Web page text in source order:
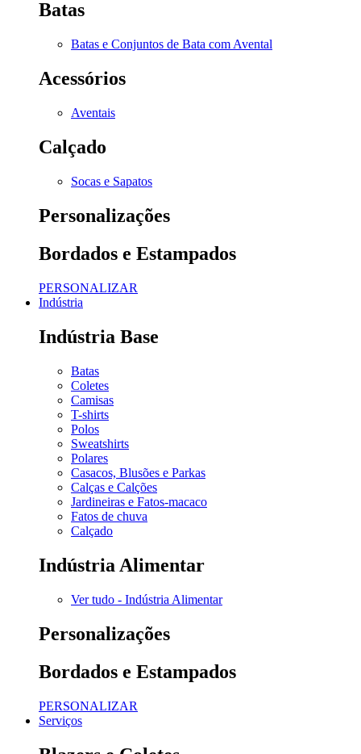
Batas
Batas e Conjuntos de Bata com Avental
Acessórios
Aventais
Calçado
Socas e Sapatos
Personalizações
Bordados e Estampados
PERSONALIZAR
Indústria
Indústria Base
Batas
Coletes
Camisas
T-shirts
Polos
Sweatshirts
Polares
Casacos, Blusões e Parkas
Calças e Calções
Jardineiras e Fatos-macaco
Fatos de chuva
Calçado
Indústria Alimentar
Ver tudo - Indústria Alimentar
Personalizações
Bordados e Estampados
PERSONALIZAR
Serviços